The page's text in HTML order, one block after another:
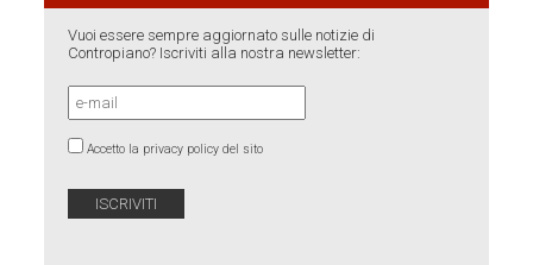
Vuoi essere sempre aggiornato sulle notizie di
Contropiano? Iscriviti alla nostra newsletter:
Accetto la privacy policy del sito